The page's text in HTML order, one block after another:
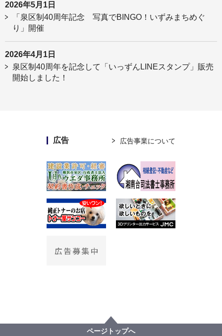
2026年5月1日
「泉区制40周年記念 写真でBINGO！いずみまちめぐ
り」開催
2026年4月1日
泉区制40周年を記念して「いっずんLINEスタンプ」販売
開始しました！
広告 広告事業について
ページトップへ